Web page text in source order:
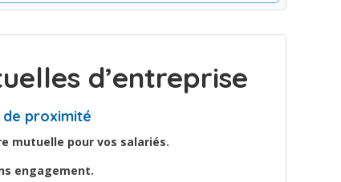
d’entreprise
proximité
mutuelle pour vos salariés.
engagement.